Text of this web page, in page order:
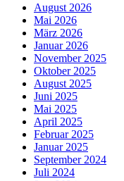
August 2026
Mai 2026
März 2026
Januar 2026
November 2025
Oktober 2025
August 2025
Juni 2025
Mai 2025
April 2025
Februar 2025
Januar 2025
September 2024
Juli 2024